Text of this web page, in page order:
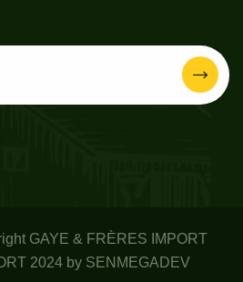
GAYE & FRÈRES IMPORT
2024 by SENMEGADEV